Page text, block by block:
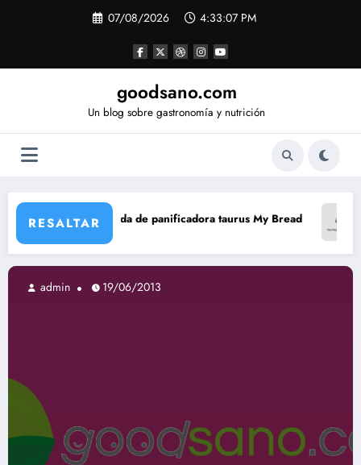
07/08/2026 4:33:08 PM
goodsano.com
Un blog sobre gastronomía y nutrición
RESALTAR
de panificadora taurus My Bread Tartas árabes sin aceite